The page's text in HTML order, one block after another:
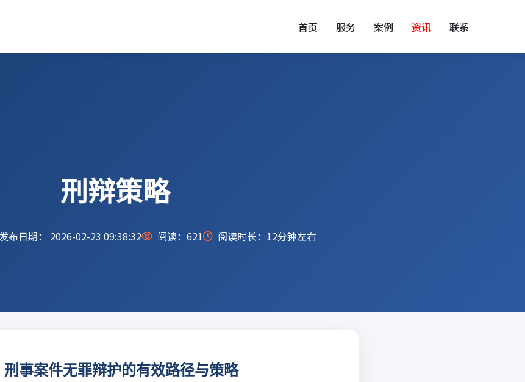
首页 服务 案例 资讯 联系
刑辩策略
发布日期： 2026-02-23 09:38:32 阅读： 621 阅读时长：12分钟左右
事案件无罪辩护的有效路径与策略